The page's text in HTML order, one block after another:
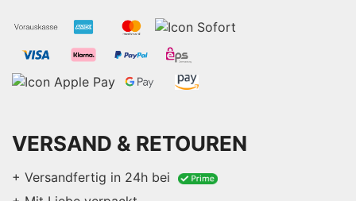
VERSAND & RETOUREN
+ Versandfertig in 24h bei